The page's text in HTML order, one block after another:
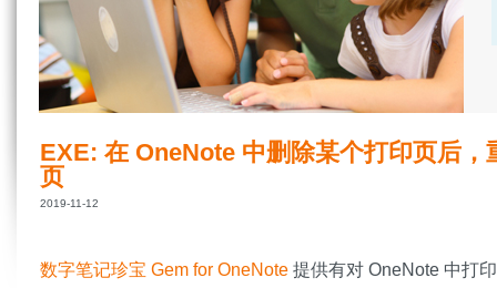
EXE: 在 OneNote 中删除某个打印页后
页
2019-11-12
数字笔记珍宝 Gem for OneNote 提供有对 OneNote 中打